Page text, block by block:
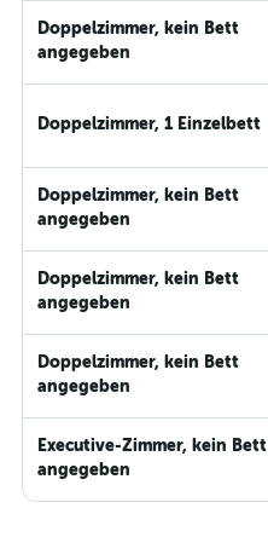
Doppelzimmer, kein Bett
angegeben
Doppelzimmer, 1 Einzelbett
Doppelzimmer, kein Bett
angegeben
Doppelzimmer, kein Bett
angegeben
Doppelzimmer, kein Bett
angegeben
Executive-Zimmer, kein Bett
angegeben